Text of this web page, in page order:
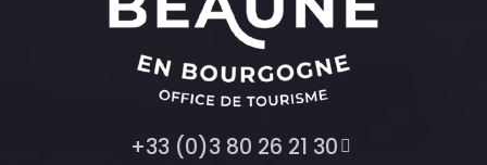
+33 (0)3 80 26 21 30